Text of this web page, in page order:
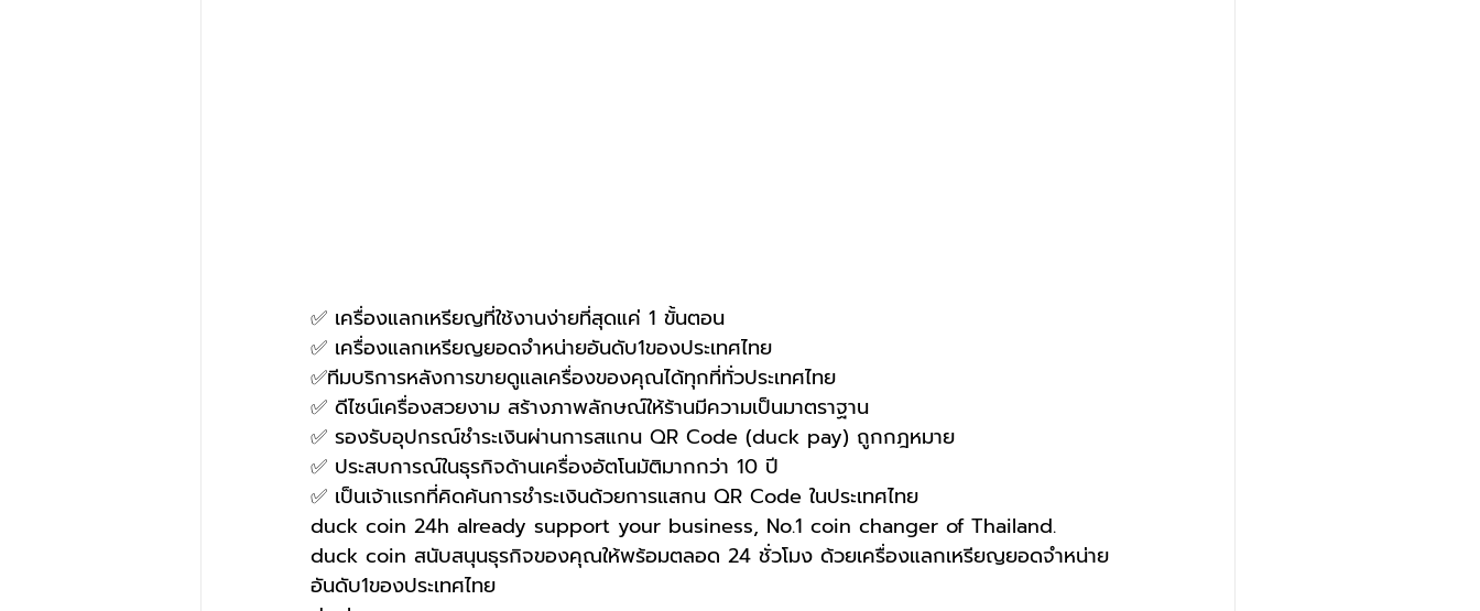
✅ เครื่องแลกเหรียญที่ใช้งานง่ายที่สุดแค่ 1 ขั้นตอน
✅ เครื่องแลกเหรียญยอดจำหน่ายอันดับ1ของประเทศไทย
✅ทีมบริการหลังการขายดูแลเครื่องของคุณได้ทุกที่ทั่วประเทศไทย
✅ ดีไซน์เครื่องสวยงาม สร้างภาพลักษณ์ให้ร้านมีความเป็นมาตราฐาน
✅ รองรับอุปกรณ์ชำระเงินผ่านการสแกน QR Code (duck pay) ถูกกฎหมาย
✅ ประสบการณ์ในธุรกิจด้านเครื่องอัตโนมัติมากกว่า 10 ปี
✅ เป็นเจ้าเเรกที่คิดค้นการชำระเงินด้วยการแสกน QR Code ในประเทศไทย
duck coin 24h already support your business, No.1 coin changer of Thailand.
duck coin สนับสนุนธุรกิจของคุณให้พร้อมตลอด 24 ชั่วโมง ด้วยเครื่องแลกเหรียญยอดจำหน่าย
อันดับ1ของประเทศไทย